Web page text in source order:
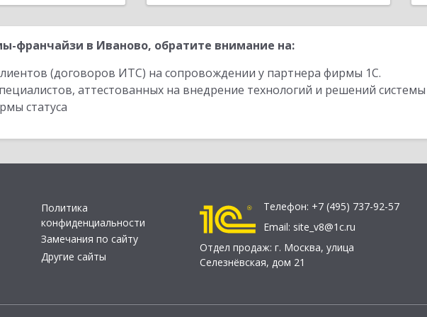
франчайзи в Иваново, обратите внимание на:
(договоров ИТС) на сопровождении у партнера фирмы 1С.
аттестованных на внедрение технологий и решений
статуса
Политика
конфиденциальности
Замечания по сайту
Другие сайты
Телефон: +7 (495) 737-92-57
Email: site_v8@1c.ru
Отдел продаж: г. Москва, улица
Селезнёвская, дом 21